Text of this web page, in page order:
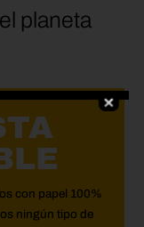
planeta
con papel 100%
ningún tipo de